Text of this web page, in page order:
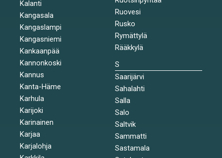
Kalanti
Kangasala
Kangaslampi
Kangasniemi
Kankaanpää
Kannonkoski
Kannus
Kanta-Häme
Karhula
Karijoki
Karinainen
Karjaa
Karjalohja
Ruovesi
Rusko
Rymättylä
Rääkkylä
S
Saarijärvi
Sahalahti
Salla
Salo
Saltvik
Sammatti
Sastamala